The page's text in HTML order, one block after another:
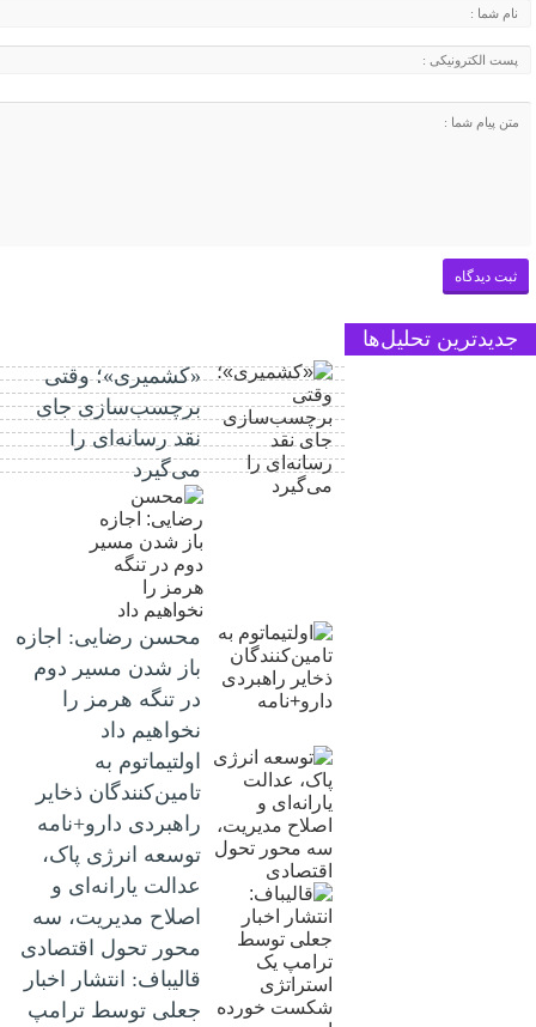
جدیدترین تحلیل‌ها
«کشمیری»؛ وقتی
برچسب‌سازی جای
نقد رسانه‌ای را
می‌گیرد
محسن رضایی: اجازه
باز شدن مسیر دوم
در تنگه هرمز را
نخواهیم داد
اولتیماتوم به
تامین‌کنندگان ذخایر
راهبردی دارو+نامه
توسعه انرژی پاک،
عدالت یارانه‌ای و
اصلاح مدیریت، سه
محور تحول اقتصادی
قالیباف: انتشار اخبار
جعلی توسط ترامپ